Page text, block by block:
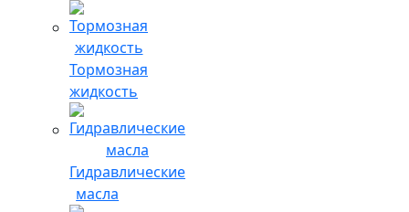
Тормозная
жидкость
Гидравлические
масла